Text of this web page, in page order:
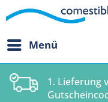
Menü
1. Lieferung